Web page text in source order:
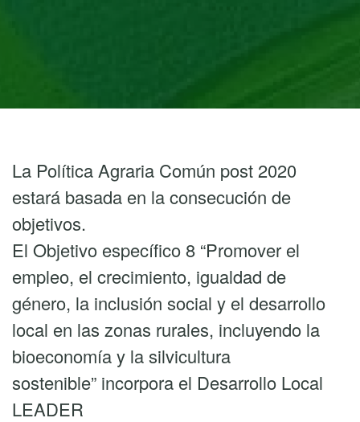
La Política Agraria Común post 2020
estará basada en la consecución de
objetivos.
El Objetivo específico 8 “Promover el
empleo, el crecimiento, igualdad de
género, la inclusión social y el desarrollo
local en las zonas rurales, incluyendo la
bioeconomía y la silvicultura
sostenible” incorpora el Desarrollo Local
LEADER